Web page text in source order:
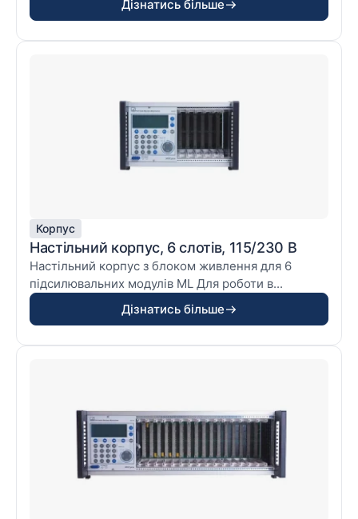
Дізнатись більше
Корпус
Настільний корпус, 6 слотів, 115/230 В
Настільний корпус з блоком живлення для 6
підсилювальних модулів ML Для роботи в...
Дізнатись більше